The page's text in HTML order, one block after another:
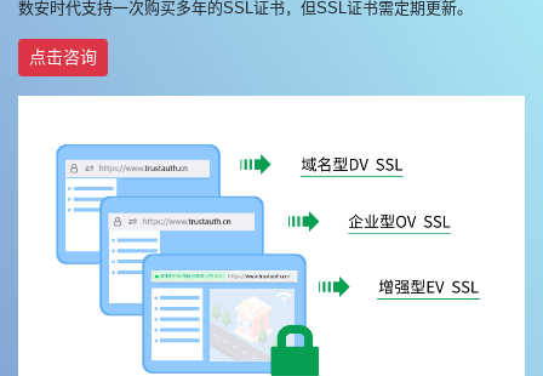
数安时代支持一次购买多年的SSL证书，但SSL证书需定期更新。
点击咨询